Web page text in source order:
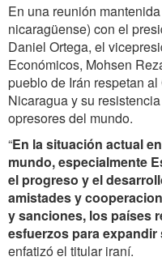
En una reunión
nicaragüense) con el
Daniel Ortega, el
Económicos, Mohsen
pueblo de Irán respetan
Nicaragua y su
opresores del mundo.
“En la situación actual
mundo, especialmente
el progreso y el
amistades y
y sanciones, los países
esfuerzos para
enfatizó el titular iraní.